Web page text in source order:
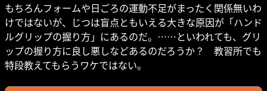
もちろんフォームや日ごろの運動不足がまったく関係無いわ
けではないが、じつは盲点ともいえる大きな原因が「ハンド
ルグリップの握り方」にあるのだ。……といわれても、グリ
ップの握り方に良し悪しなどあるのだろうか？ 教習所でも
特段教えてもらうワケではない。